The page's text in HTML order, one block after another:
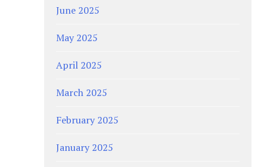
June 2025
May 2025
April 2025
March 2025
February 2025
January 2025